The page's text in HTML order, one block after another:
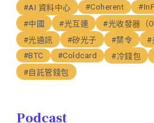
#AI 資料中心
#Coherent #InP
#中國
#光互連
#光收發器（
#光通訊
#矽光子 #禁令 #
#BTC
#Coldcard #冷錢包
#自託管錢包
Podcast